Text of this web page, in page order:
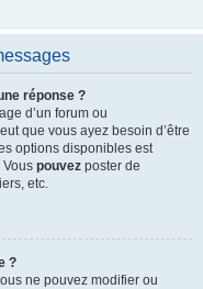
réponse ?
d’un forum ou
que vous ayez besoin d’être
options disponibles est
pouvez poster de
etc.
?
ne pouvez modifier ou